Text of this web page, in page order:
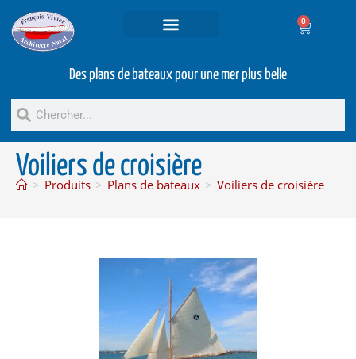
0
Des plans de bateaux pour une mer plus belle
Voiliers de croisière
> Produits > Plans de bateaux > Voiliers de croisière